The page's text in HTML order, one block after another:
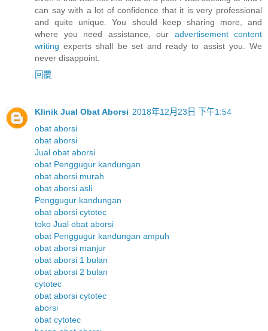
can say with a lot of confidence that it is very professional
and quite unique. You should keep sharing more, and
where you need assistance, our advertisement content
writing experts shall be set and ready to assist you. We
never disappoint.
回覆
Klinik Jual Obat Aborsi 2018年12月23日 下午1:54
obat aborsi
obat aborsi
Jual obat aborsi
obat Penggugur kandungan
obat aborsi murah
obat aborsi asli
Penggugur kandungan
obat aborsi cytotec
toko Jual obat aborsi
obat Penggugur kandungan ampuh
obat aborsi manjur
obat aborsi 1 bulan
obat aborsi 2 bulan
cytotec
obat aborsi cytotec
aborsi
obat cytotec